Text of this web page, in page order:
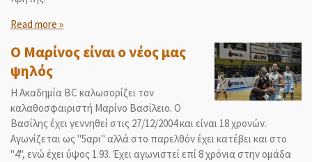
Read more »
Ο Μαρίνος είναι ο νέος μας
ψηλός
Η Ακαδημία ΒC καλωσορίζει τον
καλαθοσφαιριστή Μαρίνο Βασίλειο. Ο
Βασίλης έχει γεννηθεί στις 27/12/2004 και είναι 18 χρονών.
Αγωνίζεται ως "5αρι" αλλά στο παρελθόν έχει κατέβει και στο
"4", ενώ έχει ύψος 1.93. Έχει αγωνιστεί επί 8 χρόνια στην ομάδα